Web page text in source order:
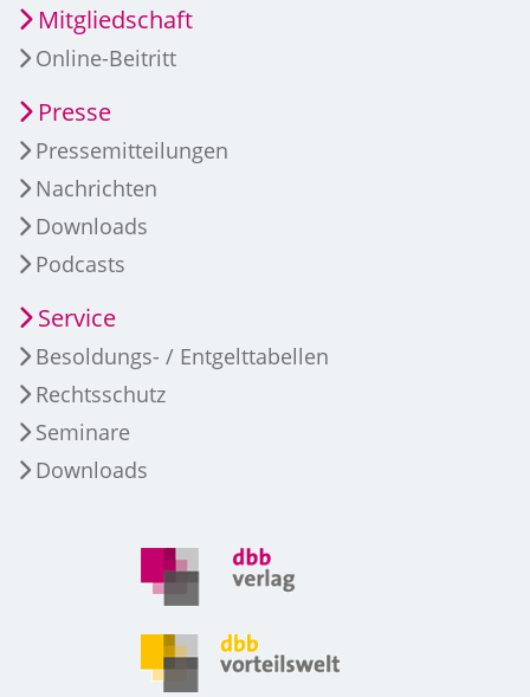
Mitgliedschaft
Online-Beitritt
Presse
Pressemitteilungen
Nachrichten
Downloads
Podcasts
Service
Besoldungs- / Entgelttabellen
Rechtsschutz
Seminare
Downloads